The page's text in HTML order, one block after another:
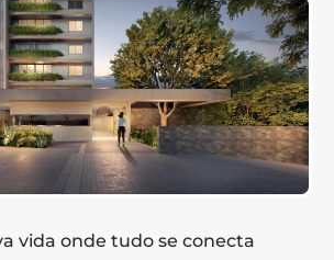
vida onde tudo se conecta